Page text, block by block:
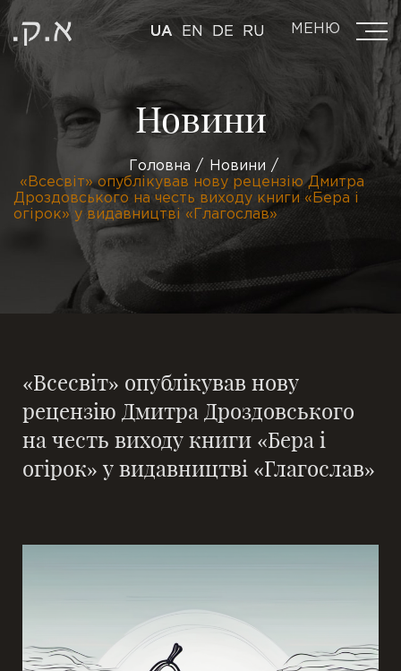
UA EN DE RU МЕНЮ
Новини
Головна
Новини
«Всесвіт» опублікував нову рецензію Дмитра
Дроздовського на честь виходу книги «Бера і
огірок» у видавництві «Глагослав»
«Всесвіт» опублікував нову
рецензію Дмитра Дроздовського
на честь виходу книги «Бера і
огірок» у видавництві «Глагослав»